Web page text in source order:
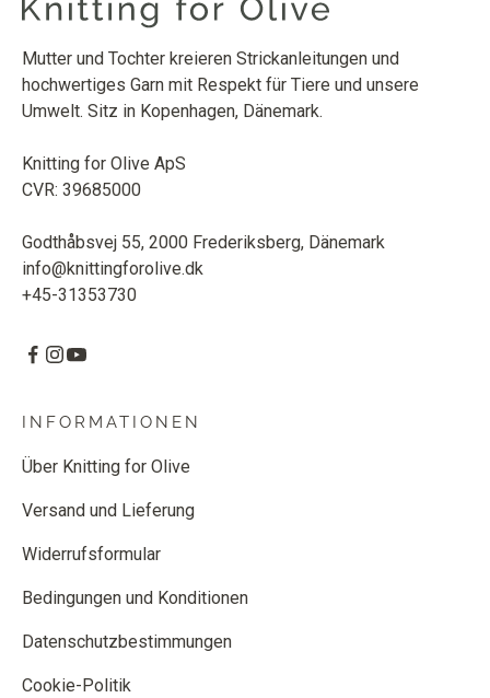
Mutter und Tochter kreieren Strickanleitungen und
hochwertiges Garn mit Respekt für Tiere und unsere
Umwelt. Sitz in Kopenhagen, Dänemark.
Knitting for Olive ApS
CVR: 39685000
Godthåbsvej 55, 2000 Frederiksberg, Dänemark
info@knittingforolive.dk
+45-31353730
INFORMATIONEN
Über Knitting for Olive
Versand und Lieferung
Widerrufsformular
Bedingungen und Konditionen
Datenschutzbestimmungen
Cookie-Politik